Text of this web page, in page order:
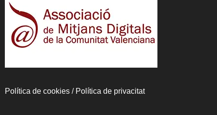
Política de cookies / Política de privacitat